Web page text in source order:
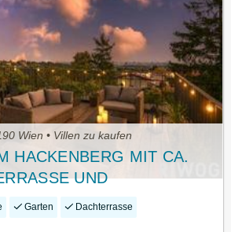
Wien • Villen zu kaufen
HACKENBERG MIT CA.
UND
WEITBLICK AUF DIE CITY
Garten Dachterrasse